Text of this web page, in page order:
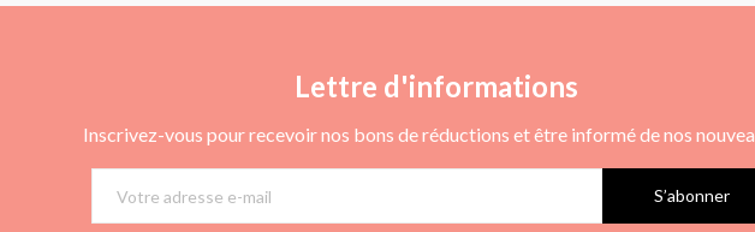
Lettre d'informations
Inscrivez-vous pour recevoir nos bons de réductions et être informé de nos
S’abonner